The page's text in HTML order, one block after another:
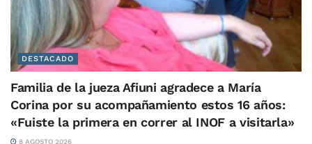
DESTACADO
Familia de la jueza Afiuni agradece a María
Corina por su acompañamiento estos 16 años:
«Fuiste la primera en correr al INOF a visitarla»
8 AGOSTO 2026